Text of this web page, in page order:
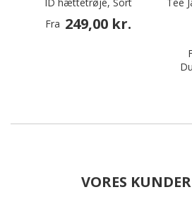
Fra 249,00 kr.
VORES